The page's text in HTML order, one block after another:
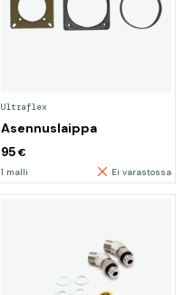
Ultraflex
Asennuslaippa
95€
1 malli Ei varastossa